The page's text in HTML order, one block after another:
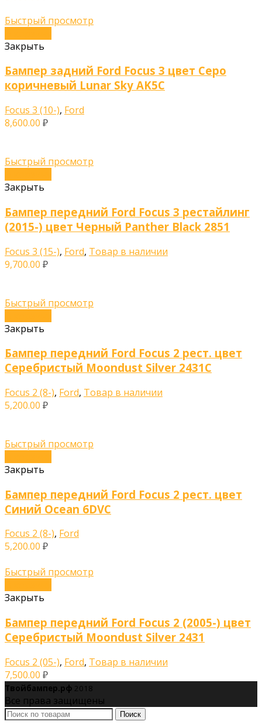
Быстрый просмотр
Закрыть
Бампер задний Ford Focus 3 цвет Серо
коричневый Lunar Sky AK5C
Focus 3 (10-), Ford
8,600.00 ₽
Быстрый просмотр
Закрыть
Бампер передний Ford Focus 3 рестайлинг
(2015-) цвет Черный Panther Black 2851
Focus 3 (15-), Ford, Товар в наличии
9,700.00 ₽
Быстрый просмотр
Закрыть
Бампер передний Ford Focus 2 рест. цвет
Серебристый Moondust Silver 2431C
Focus 2 (8-), Ford, Товар в наличии
5,200.00 ₽
Быстрый просмотр
Закрыть
Бампер передний Ford Focus 2 рест. цвет
Синий Ocean 6DVC
Focus 2 (8-), Ford
5,200.00 ₽
Быстрый просмотр
Закрыть
Бампер передний Ford Focus 2 (2005-) цвет
Серебристый Moondust Silver 2431
Focus 2 (05-), Ford, Товар в наличии
7,500.00 ₽
Твойбампер.рф 2018
Все права защищены
Поиск